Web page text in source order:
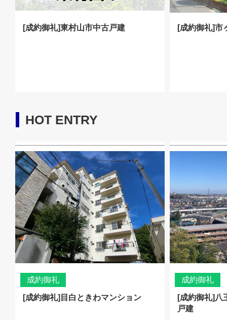
[成約御礼]東村山市中古戸建 [成約御礼]市
HOT ENTRY
成約御礼
[成約御礼]目白ときわマンション
成約御礼
[成約御礼]八
戸建